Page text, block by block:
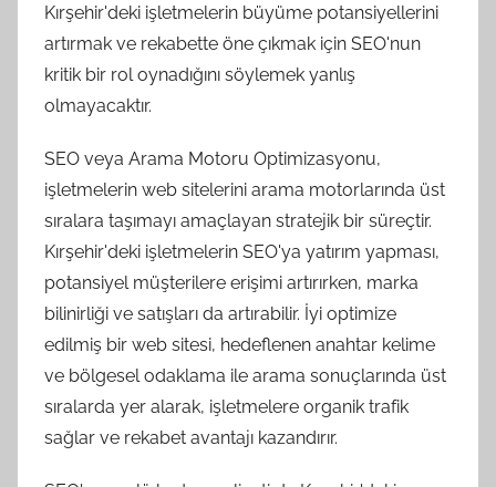
Kırşehir'deki işletmelerin büyüme potansiyellerini
artırmak ve rekabette öne çıkmak için SEO'nun
kritik bir rol oynadığını söylemek yanlış
olmayacaktır.
SEO veya Arama Motoru Optimizasyonu,
işletmelerin web sitelerini arama motorlarında üst
sıralara taşımayı amaçlayan stratejik bir süreçtir.
Kırşehir'deki işletmelerin SEO'ya yatırım yapması,
potansiyel müşterilere erişimi artırırken, marka
bilinirliği ve satışları da artırabilir. İyi optimize
edilmiş bir web sitesi, hedeflenen anahtar kelime
ve bölgesel odaklama ile arama sonuçlarında üst
sıralarda yer alarak, işletmelere organik trafik
sağlar ve rekabet avantajı kazandırır.